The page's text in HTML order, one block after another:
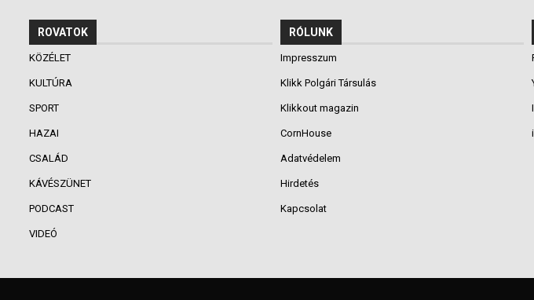
ROVATOK
KÖZÉLET
KULTÚRA
SPORT
HAZAI
CSALÁD
KÁVÉSZÜNET
PODCAST
VIDEÓ
RÓLUNK
Impresszum
Klikk Polgári Társulás
Klikkout magazin
CornHouse
Adatvédelem
Hirdetés
Kapcsolat